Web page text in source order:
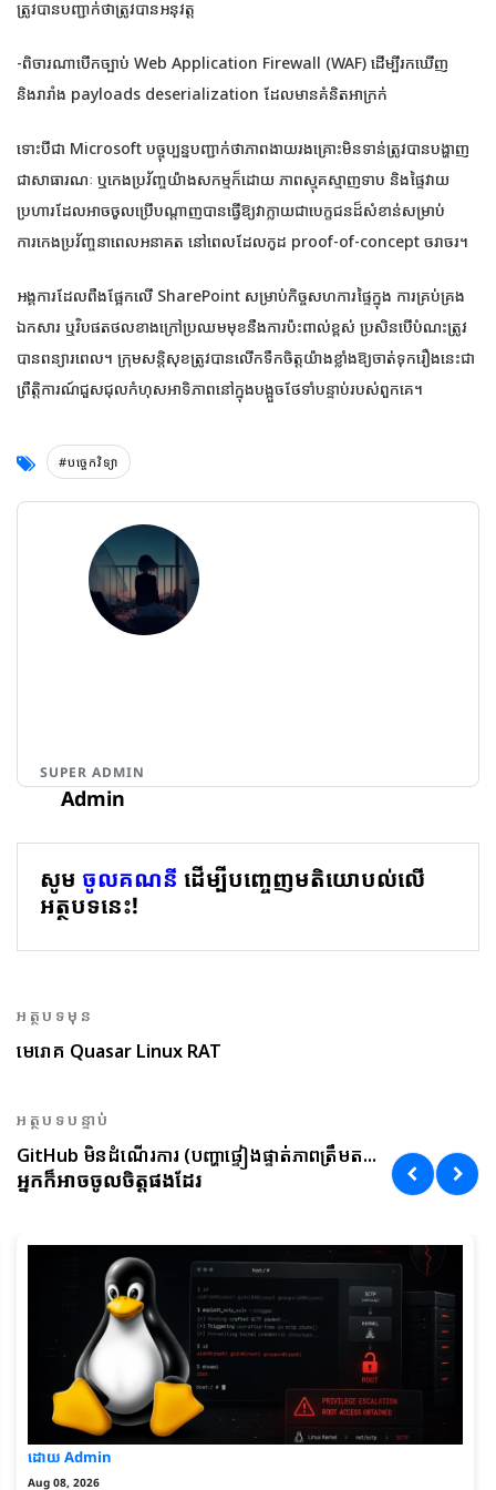
ត្រូវបានបញ្ជាក់ថាត្រូវបានអនុវត្ត
-ពិចារណាបើកច្បាប់ Web Application Firewall (WAF) ដើម្បីរកឃើញ
និងរារាំង payloads deserialization ដែលមានគំនិតអាក្រក់
ទោះបីជា Microsoft បច្ចុប្បន្នបញ្ជាក់ថាភាពងាយរងគ្រោះមិនទាន់ត្រូវបានបង្ហាញ
ជាសាធារណៈ ឬកេងប្រវ័ញ្ចយ៉ាងសកម្មក៏ដោយ ភាពស្មុគស្មាញទាប និងផ្ទៃវាយ
ប្រហារដែលអាចចូលប្រើបណ្តាញបានធ្វើឱ្យវាក្លាយជាបេក្ខជនដ៏សំខាន់សម្រាប់
ការកេងប្រវ័ញ្ចនាពេលអនាគត នៅពេលដែលកូដ proof-of-concept ចរាចរ។
អង្គការដែលពឹងផ្អែកលើ SharePoint សម្រាប់កិច្ចសហការផ្ទៃក្នុង ការគ្រប់គ្រង
ឯកសារ ឬវិបផតថលខាងក្រៅប្រឈមមុខនឹងការប៉ះពាល់ខ្ពស់ ប្រសិនបើបំណះត្រូវ
បានពន្យារពេល។ ក្រុមសន្តិសុខត្រូវបានលើកទឹកចិត្តយ៉ាងខ្លាំងឱ្យចាត់ទុករឿងនេះជា
ព្រឹត្តិការណ៍ជួសជុលកំហុសអាទិភាពនៅក្នុងបង្អួចថែទាំបន្ទាប់របស់ពួកគេ។
#បច្ចេកវិទ្យា
SUPER ADMIN
Admin
សូម ចូលគណនី ដើម្បីបញ្ចេញមតិយោបល់លើ
អត្ថបទនេះ!
អត្ថបទមុន
មេរោគ Quasar Linux RAT
អត្ថបទបន្ទាប់
GitHub មិនដំណើរការ (បញ្ហាផ្ទៀងផ្ទាត់ភាពត្រឹមត...
អ្នកក៏អាចចូលចិត្តផងដែរ
ដោយ Admin
Aug 08, 2026